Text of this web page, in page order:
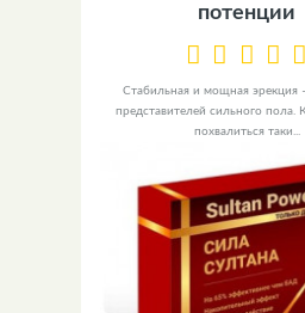
потенции
Стабильная и мощная эрекция
представителей сильного пола.
похвалиться таки...